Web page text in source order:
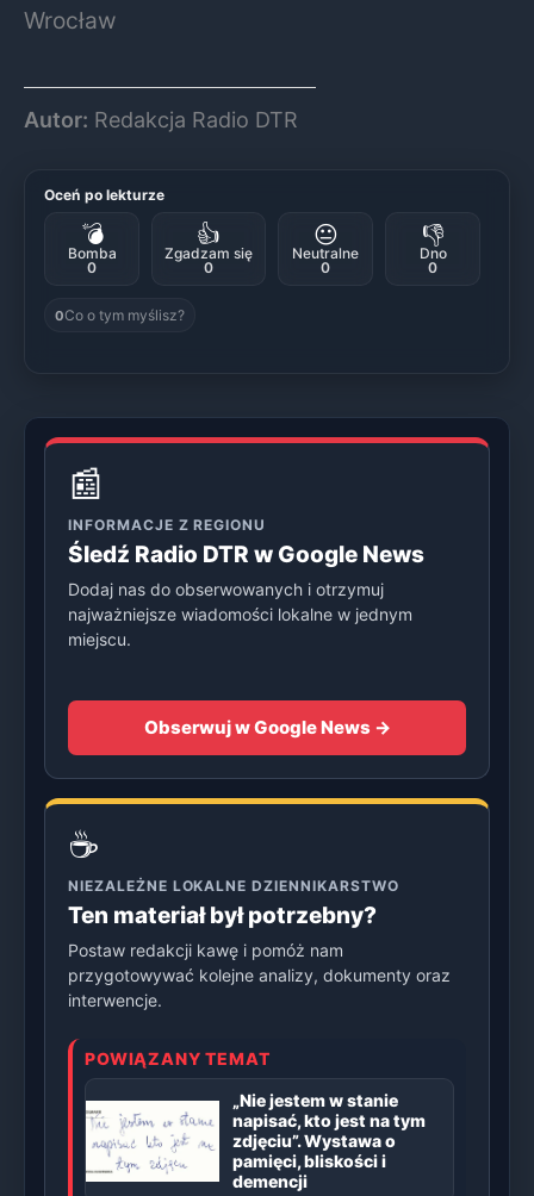
Wrocław
Autor: Redakcja Radio DTR
Oceń po lekturze
💣
Bomba
0
👍
Zgadzam się
0
😐
Neutralne
0
👎
Dno
0
0Co o tym myślisz?
📰
INFORMACJE Z REGIONU
Śledź Radio DTR w Google News
Dodaj nas do obserwowanych i otrzymuj
najważniejsze wiadomości lokalne w jednym
miejscu.
Obserwuj w Google News →
☕
NIEZALEŻNE LOKALNE DZIENNIKARSTWO
Ten materiał był potrzebny?
Postaw redakcji kawę i pomóż nam
przygotowywać kolejne analizy, dokumenty oraz
interwencje.
POWIĄZANY TEMAT
„Nie jestem w stanie
napisać, kto jest na tym
zdjęciu”. Wystawa o
pamięci, bliskości i
demencji